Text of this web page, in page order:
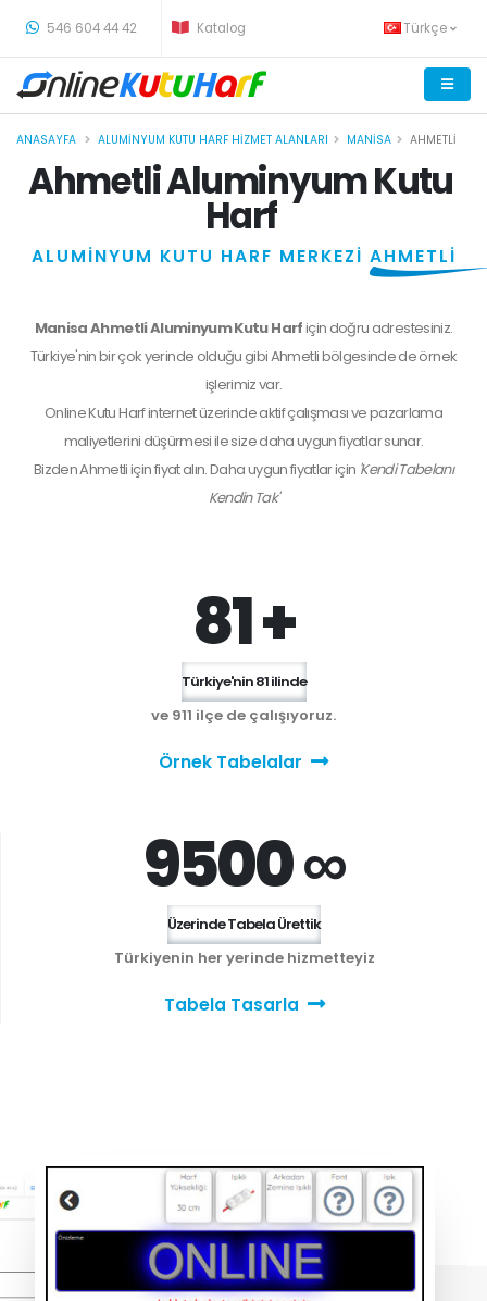
546 604 44 42 Katalog Türkçe
ANASAYFA ALUMINYUM KUTU HARF HIZMET ALANLARI MANISA AHMETLI
Ahmetli Aluminyum Kutu
Harf
ALUMİNYUM KUTU HARF MERKEZİ AHMETLİ
Manisa Ahmetli Aluminyum Kutu Harfiçin doğru adrestesiniz.
Türkiye'nin bir çok yerinde olduğu gibi Ahmetli bölgesinde de örnek
işlerimiz var.
Online Kutu Harf internet üzerinde aktif çalışması ve pazarlama
maliyetlerini düşürmesi ile size daha uygun fiyatlar sunar.
BizdenAhmetliiçin fiyat alın. Daha uygun fiyatlar için 'Kendi Tabelanı
Kendin Tak'
81 +
Türkiye'nin 81 ilinde
ve 911 ilçe de çalışıyoruz.
Örnek Tabelalar
9500 ∞
Üzerinde Tabela Ürettik
Türkiyenin her yerinde hizmetteyiz
Tabela Tasarla